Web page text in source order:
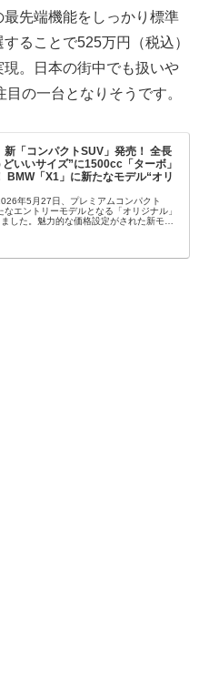
先端機能をしっかり標準
ることで525万円（税込）
。日本の街中でも扱いや
の一台となりそうです。
新「コンパクトSUV」発売！ 全長
いいサイズ”に1500cc「ターボ」
BMW「X1」に新たなモデル“オリ
年5月27日、プレミアムコンパクト
エントリーモデルとなる「オリジナル」
した。魅力的な価格設定がされた新モデ